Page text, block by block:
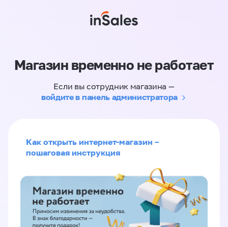
Магазин временно не работает
Если вы сотрудник магазина —
войдите в панель администратора
Как открыть интернет-магазин –
пошаговая инструкция